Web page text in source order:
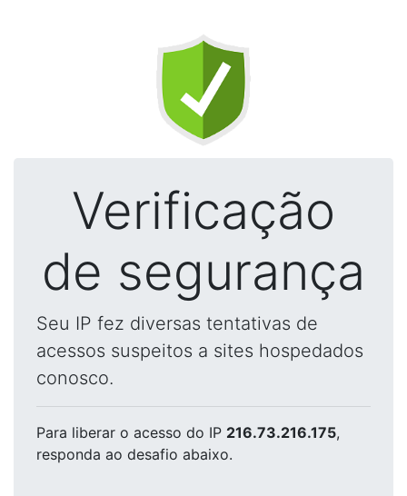
Verificação
de segurança
Seu IP fez diversas tentativas de
acessos suspeitos a sites hospedados
conosco.
Para liberar o acesso do IP 216.73.216.175,
responda ao desafio abaixo.